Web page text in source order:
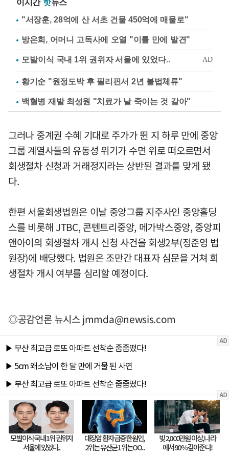
이시간 핫뉴스
"서장훈, 28억에 산 서초 건물 450억에 매물로"
방은희, 어머니 고독사에 오열 "이틀 만에 발견"
황기순 "원정도박 후 필리핀서 2년 불법체류"
백혈병 재발 최성원 "치료가 날 죽이는 것 같아"
그러나 중계권 수혜 기대로 주가가 뛴 지 하루 만에 중앙
그룹 계열사들의 유동성 위기가 수면 위로 떠오르면서
회생절차 신청과 거래정지라는 상반된 결과를 맞게 됐
다.
한편 서울회생법원은 이날 중앙그룹 지주사인 중앙홀딩
스를 비롯해 JTBC, 콘텐트리중앙, 메가박스중앙, 중앙피
앤아이의 회생절차 개시 신청 사건을 회생2부(정준영 법
원장)에 배당했다. 법원은 조만간 대표자 심문을 거쳐 회
생절차 개시 여부를 심리할 예정이다.
◎공감언론 뉴시스jmmda@newsis.com